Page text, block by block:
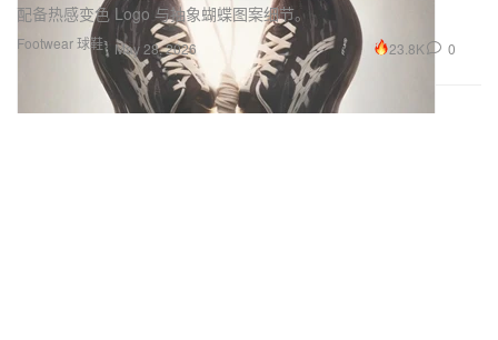
Footwear 球鞋
配备热感变色 Logo 与抽象蝴蝶图案细节。
May 28, 2026 23.8K 0